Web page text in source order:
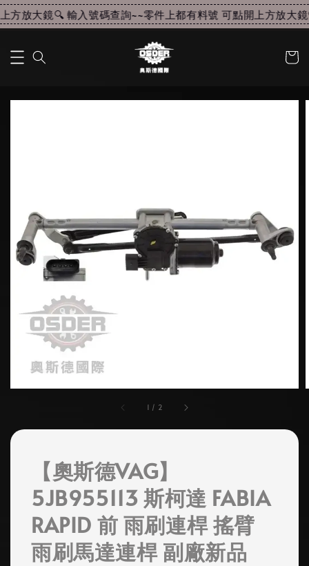
方放大鏡🔍 輸入號碼查詢~~零件上都有料號 可點開上方放大鏡
1 / 2
【奧斯德VAG】
5JB955113 斯柯達 FABIA
RAPID 前 雨刷連桿 搖臂
雨刷馬達連桿 副廠新品